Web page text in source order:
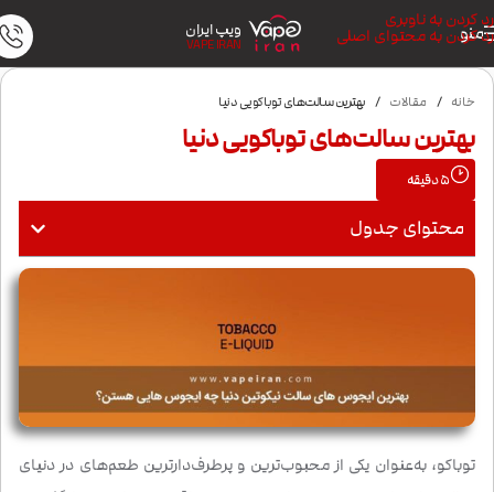
رد کردن به ناوبری
رد کردن به محتوای اصلی
منو ویپ ایران
VAPE IRAN
خانه / مقالات / بهترین سالت‌های توباکویی دنیا
بهترین سالت‌های توباکویی دنیا
5دقیقه
محتوای جدول
توباکو، به‌عنوان یکی از محبوب‌ترین و پرطرف‌دارترین طعم‌های در دنیای